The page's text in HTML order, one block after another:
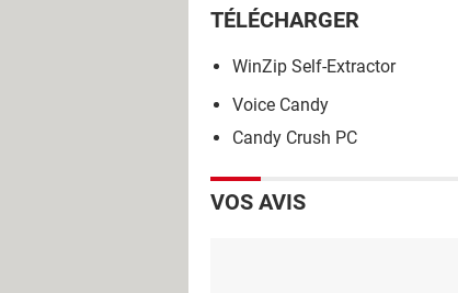
TÉLÉCHARGER
WinZip Self-Extractor
Voice Candy
Candy Crush PC
VOS AVIS